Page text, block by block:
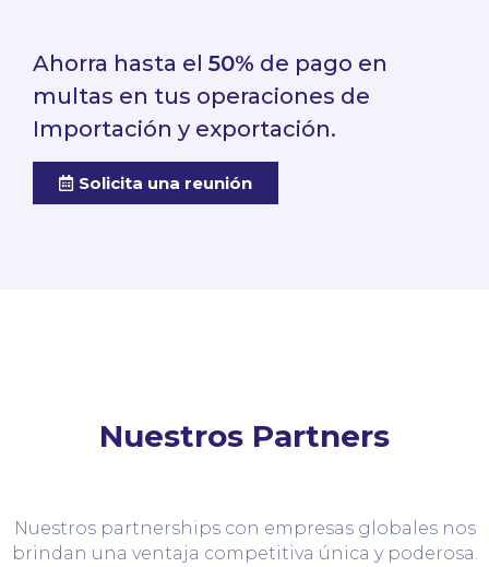
Ahorra hasta el 50% de pago en
multas en tus operaciones de
Importación y exportación.
Solicita una reunión
Nuestros Partners
Nuestros partnerships con empresas globales nos
brindan una ventaja competitiva única y poderosa.